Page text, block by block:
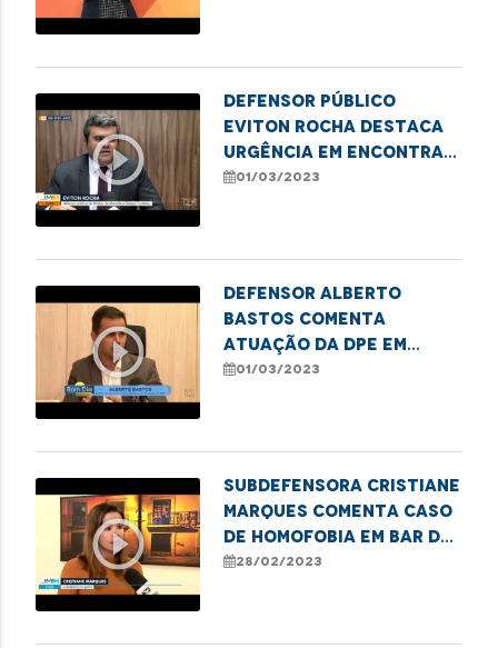
play_circle_outline
Defensor Público
Eviton Rocha destaca
urgência em encontrar
solução para
01/03/2023
play_circle_outline
Defensor Alberto
Bastos comenta
atuação da DPE em
casos de violência
01/03/2023
play_circle_outline
Subdefensora Cristiane
Marques comenta caso
de homofobia em bar da
Litorânea
28/02/2023